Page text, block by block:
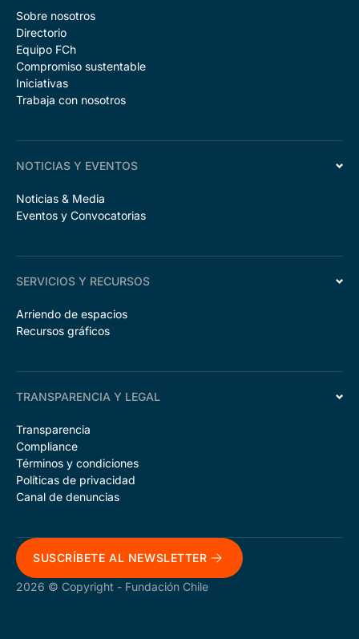
Sobre nosotros
Directorio
Equipo FCh
Compromiso sustentable
Iniciativas
Trabaja con nosotros
NOTICIAS Y EVENTOS
Noticias & Media
Eventos y Convocatorias
SERVICIOS Y RECURSOS
Arriendo de espacios
Recursos gráficos
TRANSPARENCIA Y LEGAL
Transparencia
Compliance
Términos y condiciones
Políticas de privacidad
Canal de denuncias
SUSCRÍBETE AL NEWSLETTER
2026 © Copyright - Fundación Chile